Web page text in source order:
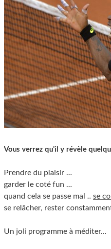
Vous verrez qu'il y révèle
Prendre du plaisir ...
garder le coté fun ...
quand cela se passe mal .. se
se relâcher, rester
Un joli programme à méditer...